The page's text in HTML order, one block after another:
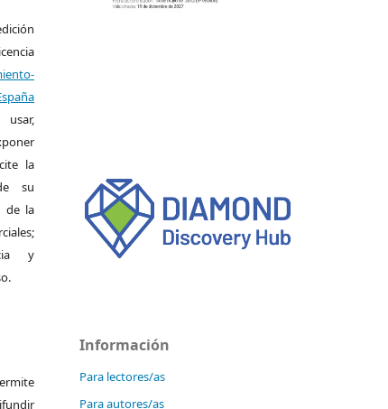
la
su
de la
y
Información
Para lectores/as
Para autores/as